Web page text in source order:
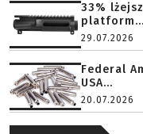
33%
platform...
29.07.2026
Federal
USA...
20.07.2026